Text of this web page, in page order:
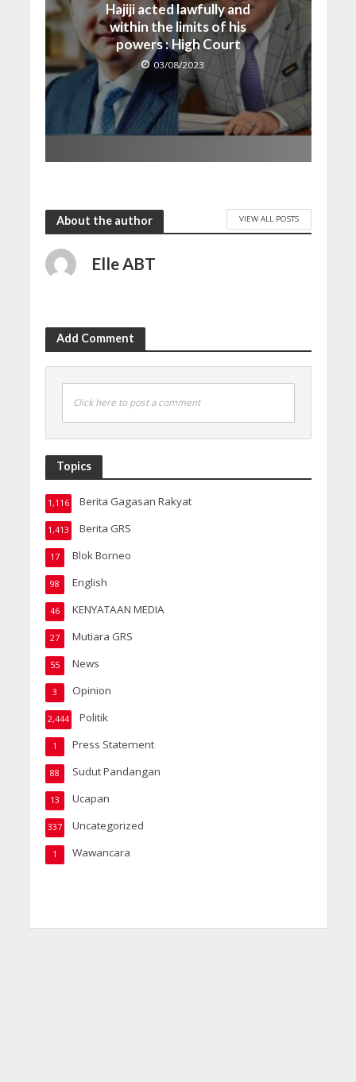
Hajiji acted lawfully and
within the limits of his
powers : High Court
03/08/2023
About the author VIEW ALL POSTS
Elle ABT
Add Comment
Click here to post a comment
Topics
Berita Gagasan Rakyat
1,116
Berita GRS
1,413
Blok Borneo
17
English
98
KENYATAAN MEDIA
46
Mutiara GRS
27
News
55
Opinion
3
Politik
2,444
Press Statement
1
Sudut Pandangan
88
Ucapan
13
Uncategorized
337
Wawancara
1